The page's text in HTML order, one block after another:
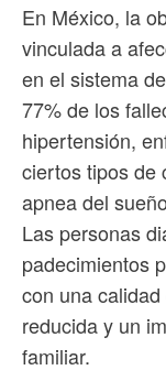
En México, la
vinculada a
en el sistema
77% de los
hipertensión,
ciertos tipos de
apnea del
Las personas
padecimientos
con una
reducida y un
familiar.